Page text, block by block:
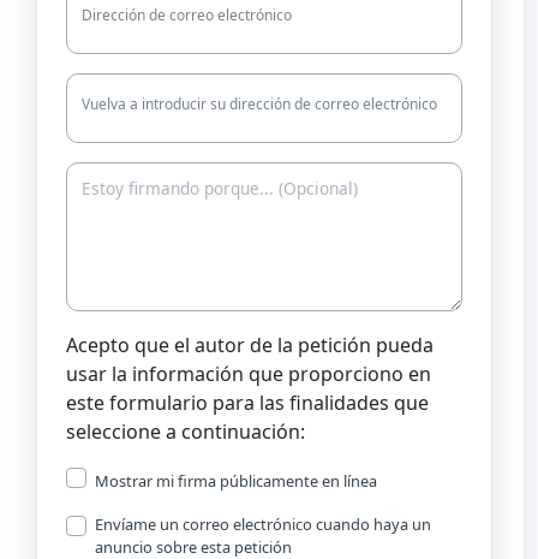
Dirección de correo electrónico
Vuelva a introducir su dirección de correo electrónico
Acepto que el autor de la petición pueda
usar la información que proporciono en
este formulario para las finalidades que
seleccione a continuación:
Mostrar mi firma públicamente en línea
Envíame un correo electrónico cuando haya un
anuncio sobre esta petición